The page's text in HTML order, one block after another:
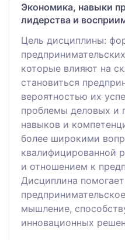
Экономика, навыки
лидерства и
Цель дисциплины:
которые влияют на
становиться
вероятностью их
проблемы деловых и
навыков и
более широкими
квалифицированной
и отношением к
Дисциплина
мышление,
инновационных